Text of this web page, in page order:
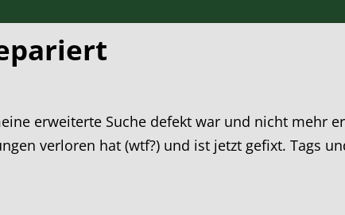
erweiterte Suche defekt war und nicht mehr
verloren hat (wtf?) und ist jetzt gefixt. Tags